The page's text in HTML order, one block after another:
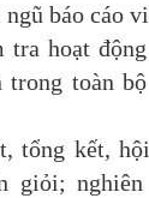
báo cáo
tra hoạt
toàn
tổng kết,
giỏi;